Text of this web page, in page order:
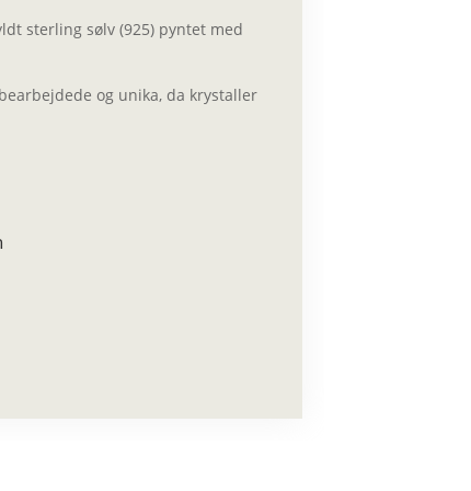
sterling sølv (925) pyntet med
og unika, da krystaller